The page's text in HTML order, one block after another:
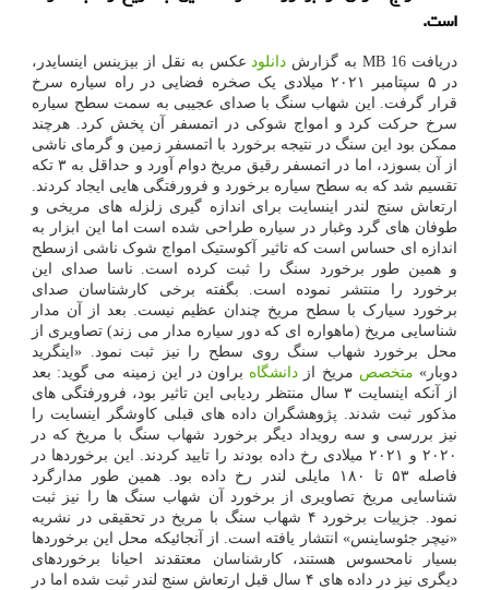
است.
دریافت 16 MB به گزارش دانلود عکس به نقل از بیزینس اینسایدر،
در ۵ سپتامبر ۲۰۲۱ میلادی یک صخره فضایی در راه سیاره سرخ
قرار گرفت. این شهاب سنگ با صدای عجیبی به سمت سطح سیاره
سرخ حرکت کرد و امواج شوکی در اتمسفر آن پخش کرد. هرچند
ممکن بود این سنگ در نتیجه برخورد با اتمسفر زمین و گرمای ناشی
از آن بسوزد، اما در اتمسفر رقیق مریخ دوام آورد و حداقل به ۳ تکه
تقسیم شد که به سطح سیاره برخورد و فرورفتگی هایی ایجاد کردند.
ارتعاش سنج لندر اینسایت برای اندازه گیری زلزله های مریخی و
طوفان های گرد وغبار در سیاره طراحی شده است اما این ابزار به
اندازه ای حساس است که تاثیر آکوستیک امواج شوک ناشی ازسطح
و همین طور برخورد سنگ را ثبت کرده است. ناسا صدای این
برخورد را منتشر نموده است. بگفته برخی کارشناسان صدای
برخورد سیارک با سطح مریخ چندان عظیم نیست. بعد از آن مدار
شناسایی مریخ (ماهواره ای که دور سیاره مدار می زند) تصاویری از
محل برخورد شهاب سنگ روی سطح را نیز ثبت نمود. «اینگرید
دوبار» متخصص مریخ از دانشگاه براون در این زمینه می گوید: بعد
از آنکه اینسایت ۳ سال منتظر ردیابی این تاثیر بود، فرورفتگی های
مذکور ثبت شدند. پژوهشگران داده های قبلی کاوشگر اینسایت را
نیز بررسی و سه رویداد دیگر برخورد شهاب سنگ با مریخ که در
۲۰۲۰ و ۲۰۲۱ میلادی رخ داده بودند را تایید کردند. این برخوردها در
فاصله ۵۳ تا ۱۸۰ مایلی لندر رخ داده بود. همین طور مدارگرد
شناسایی مریخ تصاویری از برخورد آن شهاب سنگ ها را نیز ثبت
نمود. جزییات برخورد ۴ شهاب سنگ با مریخ در تحقیقی در نشریه
«نیچر جئوساینس» انتشار یافته است. از آنجائیکه محل این برخوردها
بسیار نامحسوس هستند، کارشناسان معتقدند احیانا برخوردهای
دیگری نیز در داده های ۴ سال قبل ارتعاش سنج لندر ثبت شده اما در